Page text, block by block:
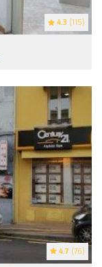
4.3 (115)
4.7 (76)